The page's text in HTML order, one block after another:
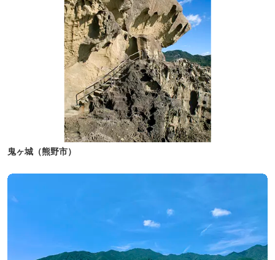
鬼ヶ城（熊野市）